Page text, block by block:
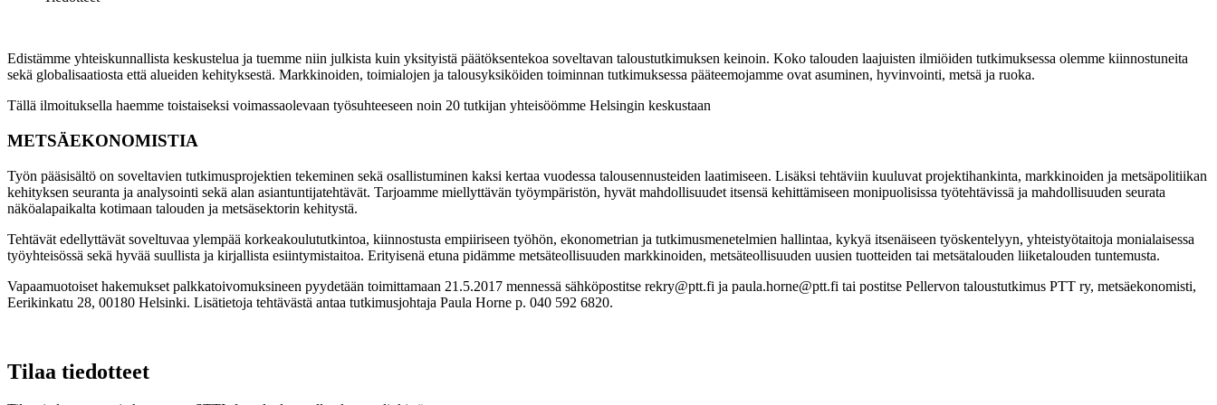
Edistämme yhteiskunnallista keskustelua ja tuemme niin julkista kuin yksityistä päätöksentekoa soveltavan taloustutkimuksen keinoin. Koko talouden laajuisten ilmiöiden tutkimuksessa olemme kiinnostuneita
sekä globalisaatiosta että alueiden kehityksestä. Markkinoiden, toimialojen ja talousyksiköiden toiminnan tutkimuksessa pääteemojamme ovat asuminen, hyvinvointi, metsä ja ruoka.
Tällä ilmoituksella haemme toistaiseksi voimassaolevaan työsuhteeseen noin 20 tutkijan yhteisöömme Helsingin keskustaan
METSÄEKONOMISTIA
Työn pääsisältö on soveltavien tutkimusprojektien tekeminen sekä osallistuminen kaksi kertaa vuodessa talousennusteiden laatimiseen. Lisäksi tehtäviin kuuluvat projektihankinta, markkinoiden ja metsäpolitiikan
kehityksen seuranta ja analysointi sekä alan asiantuntijatehtävät. Tarjoamme miellyttävän työympäristön, hyvät mahdollisuudet itsensä kehittämiseen monipuolisissa työtehtävissä ja mahdollisuuden seurata
näköalapaikalta kotimaan talouden ja metsäsektorin kehitystä.
Tehtävät edellyttävät soveltuvaa ylempää korkeakoulututkintoa, kiinnostusta empiiriseen työhön, ekonometrian ja tutkimusmenetelmien hallintaa, kykyä itsenäiseen työskentelyyn, yhteistyötaitoja monialaisessa
työyhteisössä sekä hyvää suullista ja kirjallista esiintymistaitoa. Erityisenä etuna pidämme metsäteollisuuden markkinoiden, metsäteollisuuden uusien tuotteiden tai metsätalouden liiketalouden tuntemusta.
Vapaamuotoiset hakemukset palkkatoivomuksineen pyydetään toimittamaan 21.5.2017 mennessä sähköpostitse rekry@ptt.fi ja paula.horne@ptt.fi tai postitse Pellervon taloustutkimus PTT ry, metsäekonomisti,
Eerikinkatu 28, 00180 Helsinki. Lisätietoja tehtävästä antaa tutkimusjohtaja Paula Horne p. 040 592 6820.
Tilaa tiedotteet